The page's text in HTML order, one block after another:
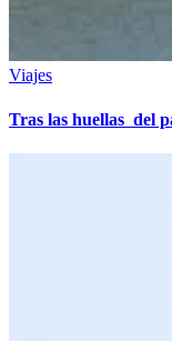
Viajes
Tras las huellas del